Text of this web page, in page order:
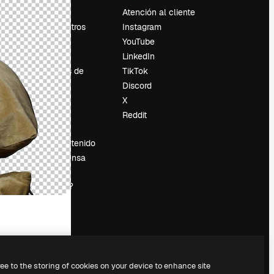
Precios
Sobre nosotros
Reviews
Empleo
Tendencias de
búsqueda
Blog
Eventos
Slidesgo
Vender contenido
Sala de prensa
¿Buscas
magnific.ai?
Atención al cliente
Instagram
YouTube
LinkedIn
TikTok
Discord
X
Reddit
to the storing of cookies on your device to enhance site